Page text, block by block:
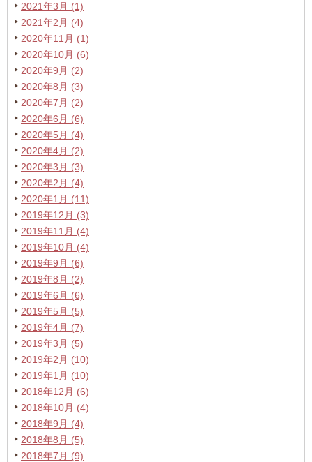
2021年3月 (1)
2021年2月 (4)
2020年11月 (1)
2020年10月 (6)
2020年9月 (2)
2020年8月 (3)
2020年7月 (2)
2020年6月 (6)
2020年5月 (4)
2020年4月 (2)
2020年3月 (3)
2020年2月 (4)
2020年1月 (11)
2019年12月 (3)
2019年11月 (4)
2019年10月 (4)
2019年9月 (6)
2019年8月 (2)
2019年6月 (6)
2019年5月 (5)
2019年4月 (7)
2019年3月 (5)
2019年2月 (10)
2019年1月 (10)
2018年12月 (6)
2018年10月 (4)
2018年9月 (4)
2018年8月 (5)
2018年7月 (9)